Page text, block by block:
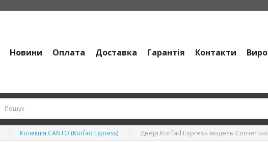
Новини Оплата Доставка Гарантія Контакти
Колекція CANTO (Korfad Express) Двері Korfad Express модель Corner